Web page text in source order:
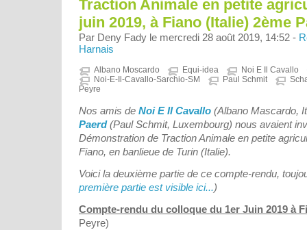
Traction Animale en petite
juin 2019, à Fiano (Italie) 2ème
Par Deny Fady le mercredi 28 août 2019, 14:52 -
Harnais
Albano Moscardo Equi-idea
Noi E Il Cavallo
Noi-E-Il-Cavallo-Sarchio-SM
Paul Schmit
Peyre
Nos amis de Noi E Il Cavallo (Albano Mascardo,
Paerd(Paul Schmit, Luxembourg) nous avaient
Démonstration de Traction Animale en petite
Fiano, en banlieue de Turin (Italie).
Voici la deuxième partie de ce compte-rendu,
première partie est visible ici...)
Compte-rendu du colloque du 1er Juin 2019 à
Peyre)